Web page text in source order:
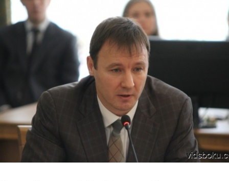
Перейти к основному содержанию